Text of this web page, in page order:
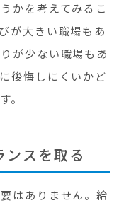
かを考えてみるこ
が大きい職場もあ
が少ない職場もあ
後悔しにくいかど
。
ンスを取る
はありません。給